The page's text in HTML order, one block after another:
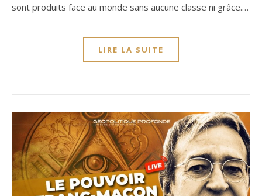
sont produits face au monde sans aucune classe ni grâce.…
LIRE LA SUITE